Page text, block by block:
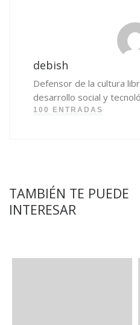
debish
Defensor de la cultura
desarrollo social y
100 ENTRADAS
TAMBIÉN TE PUEDE
INTERESAR